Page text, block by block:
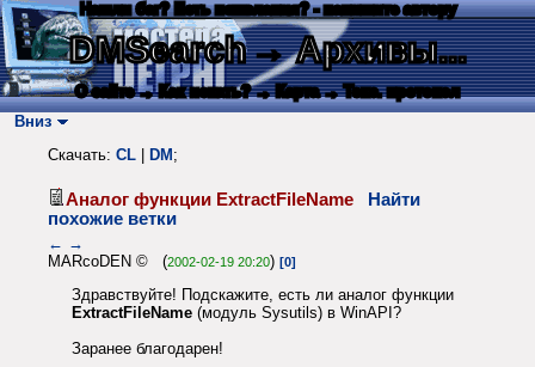
Нашли баг? Есть пожелания? - напишите автору
DMSearch→ Архивы...
О сайте → Как искать? → Карта → Текс. протокол
Вниз
Скачать: CL DM ;
Аналог функции ExtractFileName
Найти
похожие ветки
← →
MARcoDEN © (2002-02-19 20:20) [0]
Здравствуйте! Подскажите, есть ли аналог функции
ExtractFileName (модуль Sysutils) в WinAPI?
Заранее благодарен!